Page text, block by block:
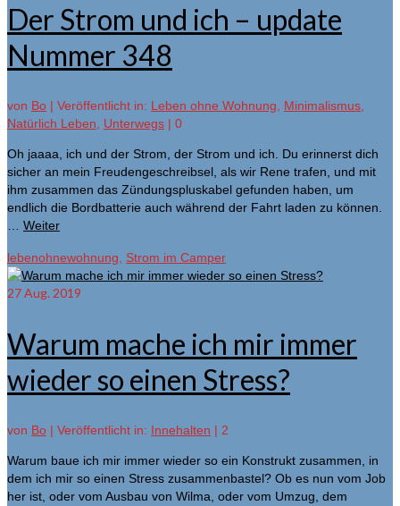
Der Strom und ich – update
Nummer 348
von Bo | Veröffentlicht in: Leben ohne Wohnung Minimalismus
Natürlich Leben
Unterwegs | 0
Oh jaaaa, ich und der Strom, der Strom und ich. Du erinnerst dich
sicher an mein Freudengeschreibsel, als wir Rene trafen, und mit
ihm zusammen das Zündungspluskabel gefunden haben, um
endlich die Bordbatterie auch während der Fahrt laden zu können.
Weiter
lebenohnewohnung Strom im Camper
27Aug. 2019
Warum mache ich mir immer
wieder so einen Stress?
von Bo | Veröffentlicht in: Innehalten | 2
Warum baue ich mir immer wieder so ein Konstrukt zusammen, in
dem ich mir so einen Stress zusammenbastel? Ob es nun vom Job
her ist, oder vom Ausbau von Wilma, oder vom Umzug, dem